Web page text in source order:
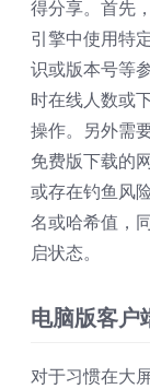
得分享。首先
引擎中使用特
识或版本号等
时在线人数或
操作。另外需
免费版下载的
或存在钓鱼风
名或哈希值，
启状态。
电脑版客户
对于习惯在大